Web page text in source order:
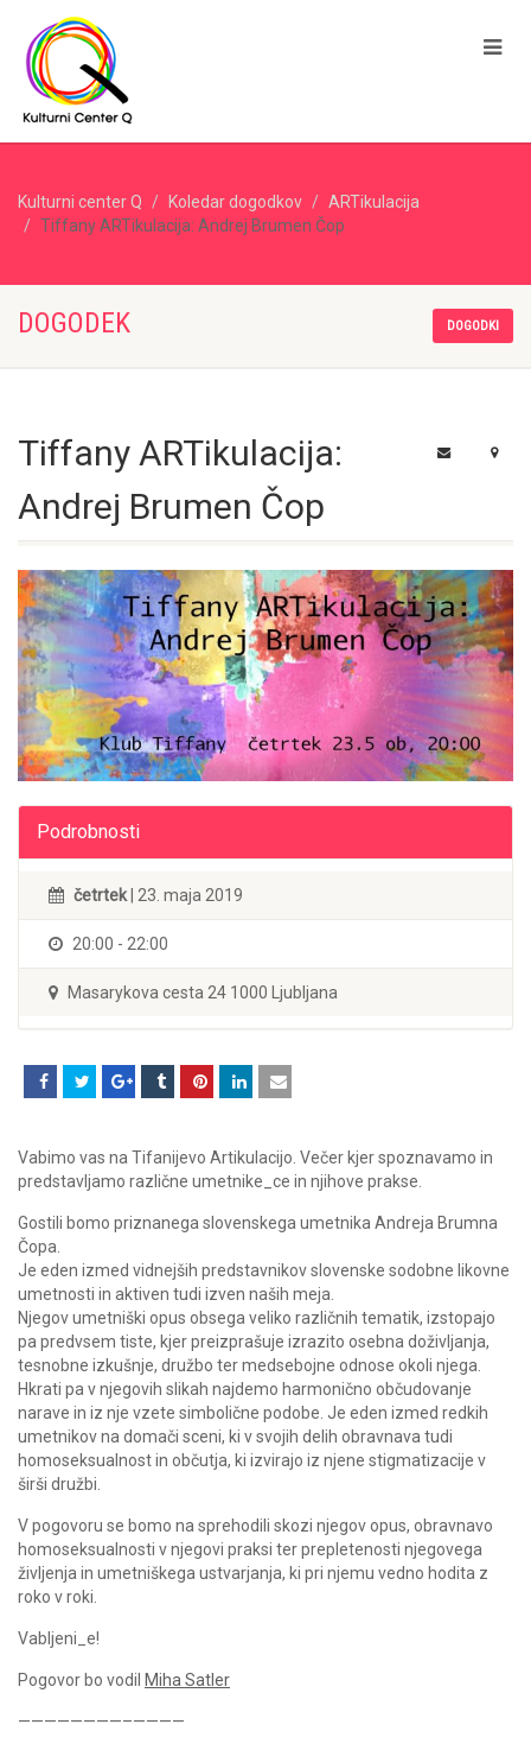
Kulturni center Q Koledar dogodkov
ARTikulacija
Tiffany ARTikulacija: Andrej Brumen Čop
DOGODEK DOGODKI
Tiffany ARTikulacija:
Andrej Brumen Čop
Podrobnosti
četrtek | 23. maja 2019
20:00 - 22:00
Masarykova cesta 24 1000 Ljubljana
Vabimo vas na Tifanijevo Artikulacijo. Večer kjer spoznavamo in
predstavljamo različne umetnike_ce in njihove prakse.
Gostili bomo priznanega slovenskega umetnika Andreja Brumna
Čopa.
Je eden izmed vidnejših predstavnikov slovenske sodobne likovne
umetnosti in aktiven tudi izven naših meja.
Njegov umetniški opus obsega veliko različnih tematik, izstopajo
pa predvsem tiste, kjer preizprašuje izrazito osebna doživljanja,
tesnobne izkušnje, družbo ter medsebojne odnose okoli njega.
Hkrati pa v njegovih slikah najdemo harmonično občudovanje
narave in iz nje vzete simbolične podobe. Je eden izmed redkih
umetnikov na domači sceni, ki v svojih delih obravnava tudi
homoseksualnost in občutja, ki izvirajo iz njene stigmatizacije v
širši družbi.
V pogovoru se bomo na sprehodili skozi njegov opus, obravnavo
homoseksualnosti v njegovi praksi ter prepletenosti njegovega
življenja in umetniškega ustvarjanja, ki pri njemu vedno hodita z
roko v roki.
Vabljeni_e!
Pogovor bo vodil Miha Satler
————————–————